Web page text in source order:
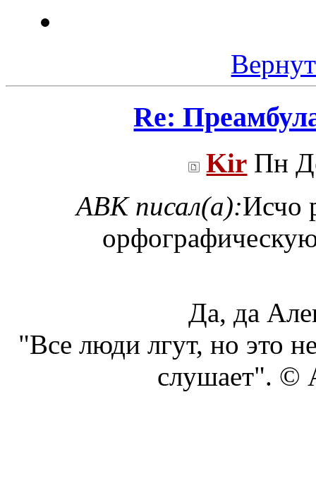
Re:
Kir Пн
ABK писал(а):Исчо
Да, да
"Все люди лгут, но это
слушает". ©